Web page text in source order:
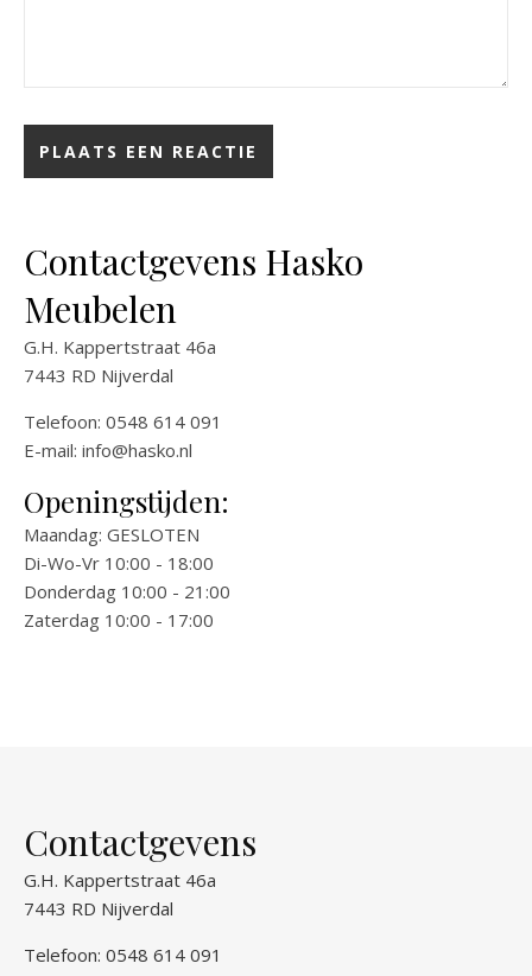
Contactgevens Hasko
Meubelen
G.H. Kappertstraat 46a
7443 RD Nijverdal
Telefoon: 0548 614 091
E-mail: info@hasko.nl
Openingstijden:
Maandag: GESLOTEN
Di-Wo-Vr 10:00 - 18:00
Donderdag 10:00 - 21:00
Zaterdag 10:00 - 17:00
Contactgevens
G.H. Kappertstraat 46a
7443 RD Nijverdal
Telefoon: 0548 614 091